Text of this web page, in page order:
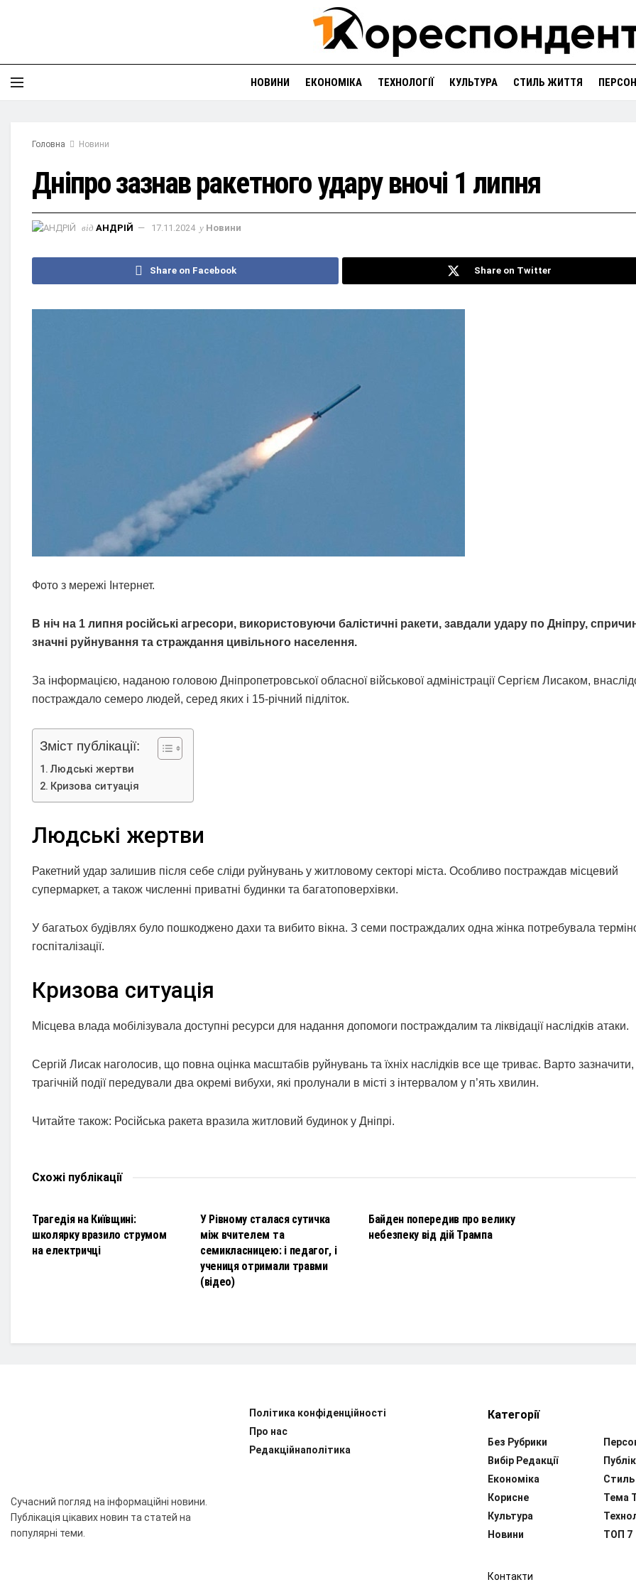
НОВИНИ ЕКОНОМІКА ТЕХНОЛОГІЇ КУЛЬТУРА СТИЛЬ ЖИТТЯ
Головна Новини
Дніпро зазнав ракетного удару вночі 1 липня
від АНДРІЙ 17.11.2024 у Новини
Share on Facebook Share on Twitter
Фото з мережі Інтернет.
В ніч на 1 липня російські агресори, використовуючи балістичні ракети, завдали удару по Дніпру,
значні руйнування та страждання цивільного населення.
За інформацією, наданою головою Дніпропетровської обласної військової адміністрації Сергієм Лисаком,
постраждало семеро людей, серед яких і 15-річний підліток.
Зміст публікації:
Людські жертви
Кризова ситуація
Людські жертви
Ракетний удар залишив після себе сліди руйнувань у житловому секторі міста. Особливо постраждав місцевий
супермаркет, а також численні приватні будинки та багатоповерхівки.
У багатьох будівлях було пошкоджено дахи та вибито вікна. З семи постраждалих одна жінка потребувала
госпіталізації.
Кризова ситуація
Місцева влада мобілізувала доступні ресурси для надання допомоги постраждалим та ліквідації наслідків атаки.
Сергій Лисак наголосив, що повна оцінка масштабів руйнувань та їхніх наслідків все ще триває. Варто
трагічній події передували два окремі вибухи, які пролунали в місті з інтервалом у п’ять хвилин.
Читайте також: Російська ракета вразила житловий будинок у Дніпрі.
Схожі публікації
Трагедія на Київщині:
школярку вразило струмом
на електричці
У Рівному сталася сутичка
між вчителем та
семикласницею: і педагог, і
учениця отримали травми
(відео)
Байден попередив про велику
небезпеку від дій Трампа
Сучасний погляд на інформаційні новини.
Публікація цікавих новин та статей на
популярні теми.
Політика конфіденційності
Про нас
Редакційнаполітика
Категорії
Без Рубрики
Вибір Редакції
Економіка
Корисне
Культура
Новини
Тема
ТОП 7
Контакти